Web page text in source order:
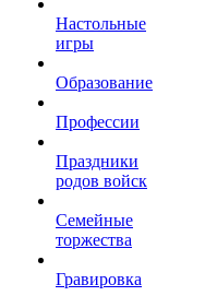
Настольные
игры
Образование
Профессии
Праздники
родов войск
Семейные
торжества
Гравировка